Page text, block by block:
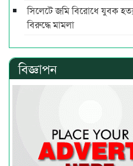
সিলেটে জমি বিরোধে যুবক
বিরুদ্ধে মামলা
বিজ্ঞাপন